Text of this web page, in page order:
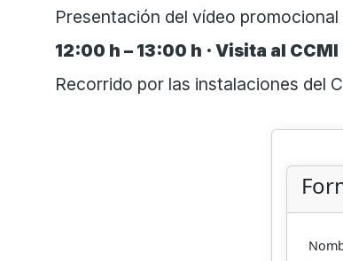
Presentación del vídeo
12:00 h – 13:00 h · Visita al
Recorrido por las instalaciones del